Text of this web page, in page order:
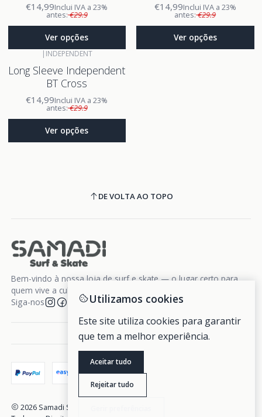
€14,99Inclui IVA a 23%
antes:€29.9
Ver opções
€14,99Inclui IVA a 23%
antes:€29.9
Ver opções
| INDEPENDENT
Long Sleeve Independent
BT Cross
€14,99Inclui IVA a 23%
antes:€29.9
Ver opções
DE VOLTA AO TOPO
Bem-vindo à nossa loja de surf e skate — o lugar certo para
quem vive a cultura da liberdade sobre rodas e ondas.
Siga-nos
2026 Samadi Surf Skate.
Utilizamos cookies
Este site utiliza cookies para garantir
que tem a melhor experiência.
Aceitar tudo
Rejeitar tudo